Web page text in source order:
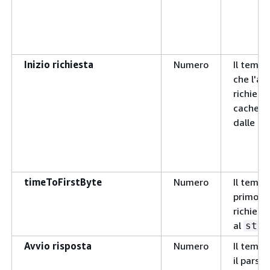
Inizio richiesta Numero
Il
che
cache
dalle
timeToFirstByte Numero
Il
primo
al
Avvio risposta Numero
Il
il